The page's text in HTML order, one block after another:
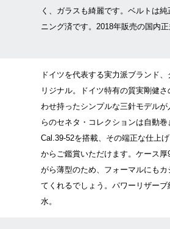
く、ガラスも綺麗です。ベルトは
ニング済です。2018年販売の国内正
ドイツを代表する実力派ブランド
リジナル。ドイツ特有の質実剛健
わせ持ったシンプルな三針モデル
らのセネタ・コレクションは自動巻
Cal.39-52を搭載、その端正な仕上
からご鑑賞いただけます。ケース
がら薄型のため、フォーマルにもカ
てくれるでしょう。パワーリザー
水。